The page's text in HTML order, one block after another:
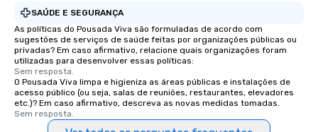
SAÚDE E SEGURANÇA
As políticas do Pousada Viva são formuladas de acordo com
sugestões de serviços de saúde feitas por organizações públicas ou
privadas? Em caso afirmativo, relacione quais organizações foram
utilizadas para desenvolver essas políticas:
Sem resposta.
O Pousada Viva limpa e higieniza as áreas públicas e instalações de
acesso público (ou seja, salas de reuniões, restaurantes, elevadores
etc.)? Em caso afirmativo, descreva as novas medidas tomadas.
Sem resposta.